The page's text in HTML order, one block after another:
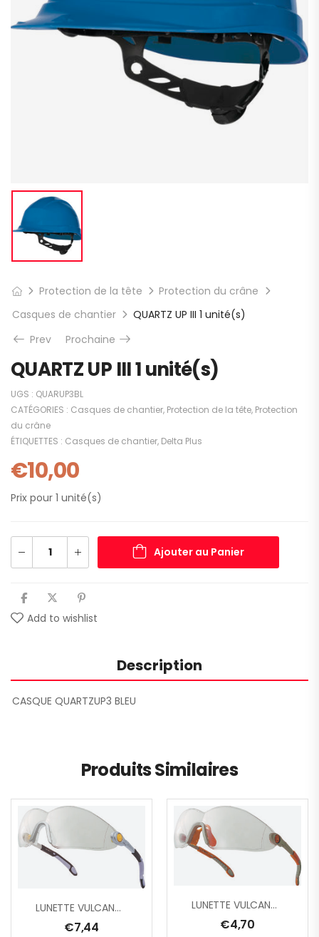
Protection de la tête
Protection du crâne
Casques de chantier
QUARTZ UP III 1 unité(s)
Prev
Prochaine
QUARTZ UP III 1 unité(s)
UGS : QUARUP3BL
CATÉGORIES : Casques de chantier, Protection de la tête, Protection
du crâne
ÉTIQUETTES : Casques de chantier, Delta Plus
€10,00
Prix pour 1 unité(s)
Ajouter au Panier
Add to wishlist
Description
CASQUE QUARTZUP3 BLEU
Produits Similaires
LUNETTE VULCANO2 PLUS
€7,44
LUNETTE VULCANO2 INCOLORE
€4,70